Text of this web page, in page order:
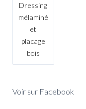
Dressing
mélaminé
et
placage
bois
Voir sur Facebook